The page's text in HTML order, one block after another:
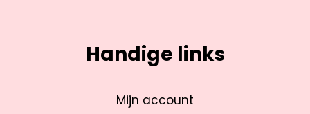
Handige links
Mijn account